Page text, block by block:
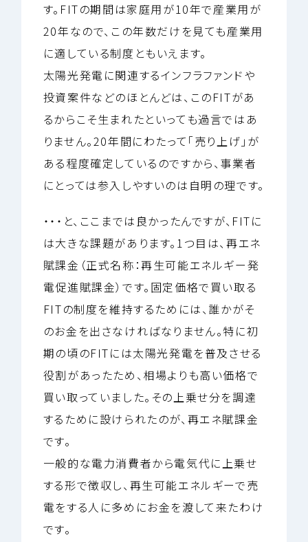
す。FITの期間は家庭用が10年で産業用が
20年なので、この年数だけを見ても産業用
に適している制度ともいえます。
太陽光発電に関連するインフラファンドや
投資案件などのほとんどは、このFITがあ
るからこそ生まれたといっても過言ではあ
りません。20年間にわたって「売り上げ」が
ある程度確定しているのですから、事業者
にとっては参入しやすいのは自明の理です。
・・・と、ここまでは良かったんですが、FITに
は大きな課題があります。1つ目は、再エネ
賦課金（正式名称：再生可能エネルギー発
電促進賦課金）です。固定価格で買い取る
FITの制度を維持するためには、誰かがそ
のお金を出さなければなりません。特に初
期の頃のFITには太陽光発電を普及させる
役割があったため、相場よりも高い価格で
買い取っていました。その上乗せ分を調達
するために設けられたのが、再エネ賦課金
です。
一般的な電力消費者から電気代に上乗せ
する形で徴収し、再生可能エネルギーで売
電をする人に多めにお金を渡して来たわけ
です。